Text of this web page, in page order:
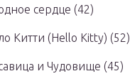
сердце (42)
Китти (Hello Kitty) (52)
и Чудовище (45)